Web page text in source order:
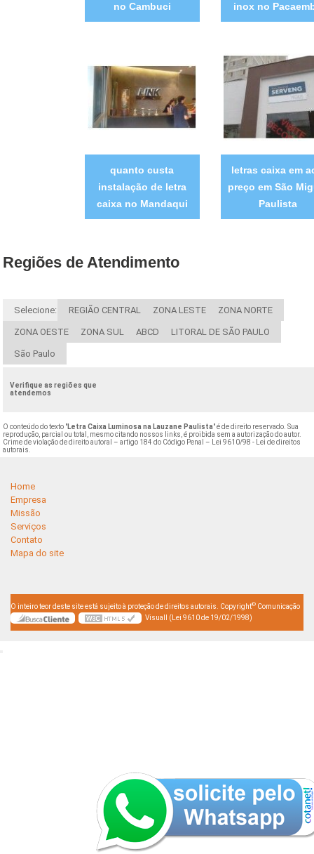
no Cambuci
inox no
quanto custa
instalação de letra
caixa no Mandaqui
letras caixa em
preço em São
Paulista
Regiões de Atendimento
Selecione: REGIÃO CENTRAL ZONA LESTE ZONA NORTE
ZONA OESTE ZONA SUL ABCD LITORAL DE SÃO PAULO
São Paulo
Verifique as regiões que
atendemos
O conteúdo do texto "Letra Caixa Luminosa na Lauzane Paulista" é de direito reservado. Sua
reprodução, parcial ou total, mesmo citando nossos links, é proibida sem a autorização do autor.
Crime de violação de direito autoral – artigo 184 do Código Penal – Lei 9610/98 - Lei de direitos
autorais.
Home
Empresa
Missão
Serviços
Contato
Mapa do site
O inteiro teor deste site está sujeito à proteção de direitos autorais. Copyright© Comunicação
Visuall (Lei 9610 de 19/02/1998)